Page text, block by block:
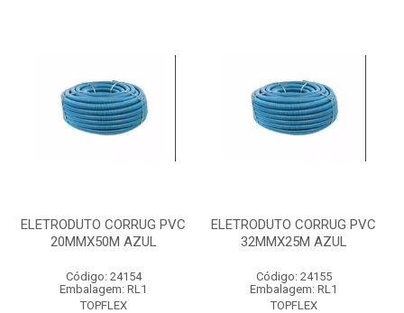
ELETRODUTO CORRUG PVC
20MMX50M AZUL
Código: 24154
Embalagem: RL1
TOPFLEX
ELETRODUTO CORRUG PVC
32MMX25M AZUL
Código: 24155
Embalagem: RL1
TOPFLEX